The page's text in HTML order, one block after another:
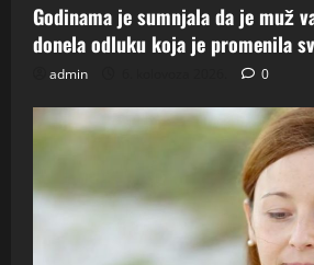
Godinama je sumnjala da je muž
donela odluku koja je promenila
admin 0